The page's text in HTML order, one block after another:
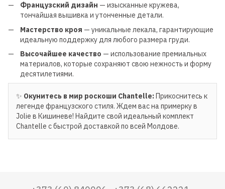
Французский дизайн — изысканные кружева,
тончайшая вышивка и утонченные детали.
Мастерство кроя — уникальные лекала, гарантирующие
идеальную поддержку для любого размера груди.
Высочайшее качество — использование премиальных
материалов, которые сохраняют свою нежность и форму
десятилетиями.
✨ Окунитесь в мир роскоши Chantelle: Прикоснитесь к
легенде французского стиля. Ждем вас на примерку в
Jolie в Кишиневе! Найдите свой идеальный комплект
Chantelle с быстрой доставкой по всей Молдове.